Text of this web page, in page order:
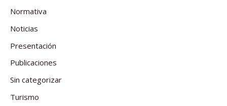
Normativa
Noticias
Presentación
Publicaciones
Sin categorizar
Turismo